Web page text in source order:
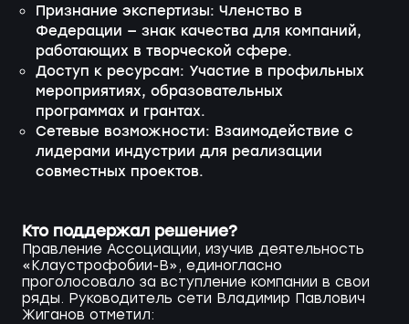
Признание экспертизы: Членство в
Федерации — знак качества для компаний,
работающих в творческой сфере.
Доступ к ресурсам: Участие в профильных
мероприятиях, образовательных
программах и грантах.
Сетевые возможности: Взаимодействие с
лидерами индустрии для реализации
совместных проектов.
Кто поддержал решение?
Правление Ассоциации, изучив деятельность
«Клаустрофобии-В», единогласно
проголосовало за вступление компании в свои
ряды. Руководитель сети Владимир Павлович
Жиганов отметил: